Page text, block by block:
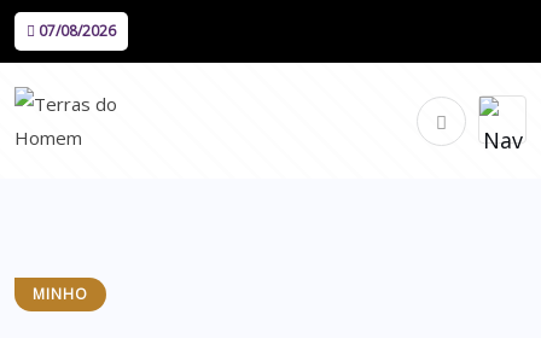
07/08/2026
MINHO